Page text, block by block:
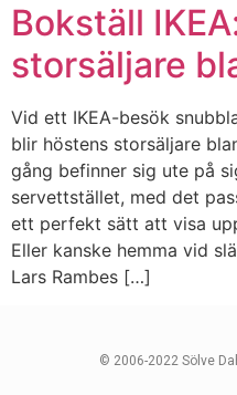
Bokställ
storsäljare
Vid ett IKEA-besök
blir höstens storsäljare
gång befinner sig ute på
servettstället, med det
ett perfekt sätt att visa
Eller kanske hemma vid
Lars Rambes […]
© 2006-2022 Sölve